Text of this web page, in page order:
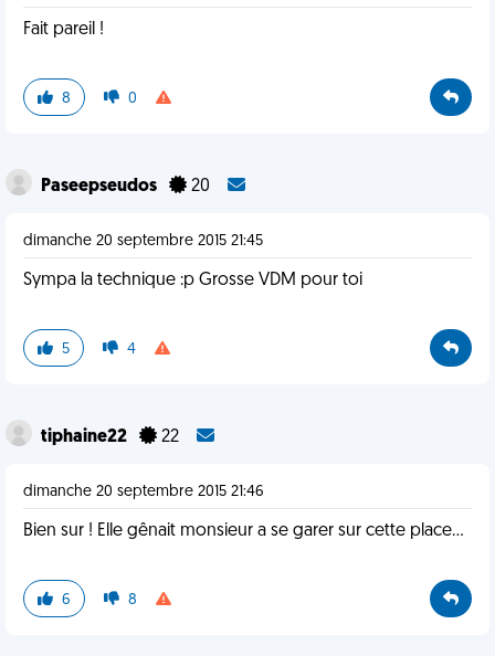
Fait pareil !
8 0
Paseepseudos 20
dimanche 20 septembre 2015 21:45
Sympa la technique :p Grosse VDM pour toi
5 4
tiphaine22 22
dimanche 20 septembre 2015 21:46
Bien sur ! Elle gênait monsieur a se garer sur cette place...
6 8